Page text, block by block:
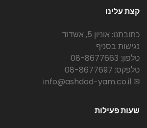
קצת עלינו
כתובתנו: אוניון 5, אשדוד
נגישות בסניף
טלפון: 08-8677663
טלפקס: 08-8677697
✉ info@ashdod-yam.co.il
שעות פעילות